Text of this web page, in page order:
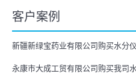
客户案例
新疆新绿宝药业有限公司购买水分
永康市大成工贸有限公司购买我司